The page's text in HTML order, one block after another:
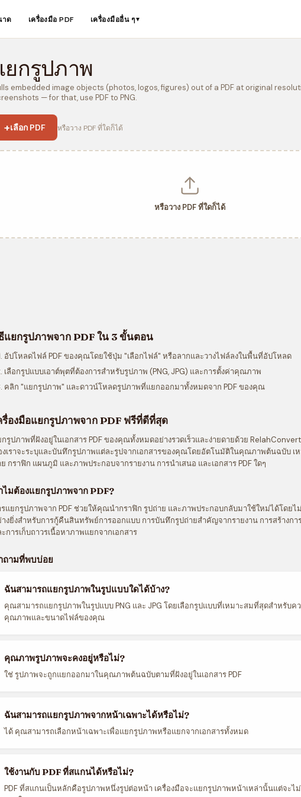
าด เครื่องมือ PDF เครื่องมืออื่น ๆ▼
ยกรูปภาพ
embedded image objects (photos, logos, figures) out of a PDF at original
— for that, use PDF to PNG.
+เลือก PDF หรือวาง PDF ที่ใดก็ได้
หรือวาง PDF ที่ใดก็ได้
แยกรูปภาพจาก PDF ใน 3 ขั้นตอน
อัปโหลดไฟล์ PDF ของคุณโดยใช้ปุ่ม "เลือกไฟล์" หรือลากและวางไฟล์ลงในพื้นที่อัปโหลด
เลือกรูปแบบเอาต์พุตที่ต้องการสำหรับรูปภาพ (PNG, JPG) และการตั้งค่าคุณภาพ
คลิก "แยกรูปภาพ" และดาวน์โหลดรูปภาพที่แยกออกมาทั้งหมดจาก PDF ของคุณ
รื่องมือแยกรูปภาพจาก PDF ฟรีที่ดีที่สุด
กรูปภาพที่ฝังอยู่ในเอกสาร PDF ของคุณทั้งหมดอย่างรวดเร็วและง่ายดายด้วย
เราจะระบุและบันทึกรูปภาพแต่ละรูปจากเอกสารของคุณโดยอัตโนมัติในคุณภาพต้นฉบับ เ
ย กราฟิก แผนภูมิ และภาพประกอบจากรายงาน การนำเสนอ และเอกสาร PDF ใดๆ
ไมต้องแยกรูปภาพจาก PDF?
รแยกรูปภาพจาก PDF ช่วยให้คุณนำกราฟิก รูปถ่าย และภาพประกอบกลับมาใช้ใหม่ได้โดย
างยิ่งสำหรับการกู้คืนสินทรัพย์การออกแบบ การบันทึกรูปถ่ายสำคัญจากรายงาน การสร้างก
ะการเก็บถาวรเนื้อหาภาพแยกจากเอกสาร
ถามที่พบบ่อย
ฉันสามารถแยกรูปภาพในรูปแบบใดได้บ้าง?
คุณสามารถแยกรูปภาพในรูปแบบ PNG และ JPG โดยเลือกรูปแบบที่เหมาะสมที่สุดสำหรับค
คุณภาพและขนาดไฟล์ของคุณ
คุณภาพรูปภาพจะคงอยู่หรือไม่?
ใช่ รูปภาพจะถูกแยกออกมาในคุณภาพต้นฉบับตามที่ฝังอยู่ในเอกสาร PDF
ฉันสามารถแยกรูปภาพจากหน้าเฉพาะได้หรือไม่?
ได้ คุณสามารถเลือกหน้าเฉพาะเพื่อแยกรูปภาพหรือแยกจากเอกสารทั้งหมด
ใช้งานกับ PDF ที่สแกนได้หรือไม่?
PDF ที่สแกนเป็นหลักคือรูปภาพหนึ่งรูปต่อหน้า เครื่องมือจะแยกรูปภาพหน้าเหล่านั้นแต่จะไ